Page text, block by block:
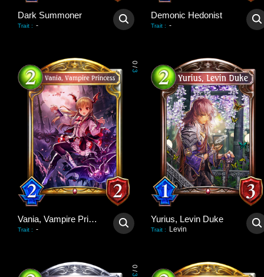
Dark Summoner
Trait : -
Demonic Hedonist
Trait : -
0
/
3
Vania, Vampire Princess
Trait : -
Yurius, Levin Duke
Trait : Levin
0
/
3